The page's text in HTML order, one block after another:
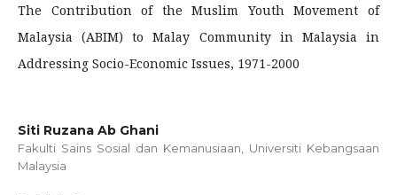
The Contribution of the Muslim Youth Movement of
Malaysia (ABIM) to Malay Community in Malaysia in
Addressing Socio-Economic Issues, 1971-2000
Siti Ruzana Ab Ghani
Fakulti Sains Sosial dan Kemanusiaan, Universiti Kebangsaan
Malaysia